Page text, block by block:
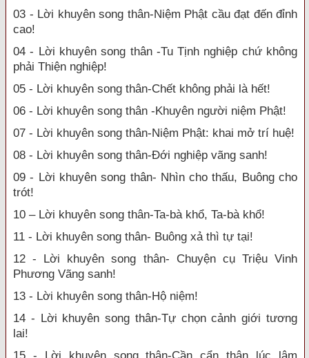
03 - Lời khuyên song thân-Niệm Phật cầu đạt đến đỉnh
cao!
04 - Lời khuyên song thân -Tu Tịnh nghiệp chứ không
phải Thiện nghiệp!
05 - Lời khuyên song thân-Chết không phải là hết!
06 - Lời khuyên song thân -Khuyên người niệm Phật!
07 - Lời khuyên song thân-Niệm Phật: khai mở trí huệ!
08 - Lời khuyên song thân-Đới nghiệp vãng sanh!
09 - Lời khuyên song thân- Nhìn cho thấu, Buông cho
trót!
10 – Lời khuyên song thân-Ta-bà khổ, Ta-bà khổ!
11 - Lời khuyên song thân- Buông xả thì tự tại!
12 - Lời khuyên song thân- Chuyện cụ Triệu Vinh
Phương Vãng sanh!
13 - Lời khuyên song thân-Hộ niệm!
14 - Lời khuyên song thân-Tự chọn cảnh giới tương
lai!